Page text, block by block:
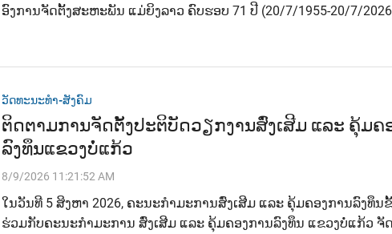
ອົງການຈັດຕັ້ງສະຫະພັນ ແມ່ຍິງລາວ ຄົບຮອບ 71 ປີ (20/7/1955-20/7/
ວັດທະນະທຳ-ສັງຄົມ
ຕິດຕາມການຈັດຕັ້ງປະຕິບັດວຽກງານສົ່ງເສີມ ແລະ ຄຸ້ມຄ
ລົງທຶນແຂວງບໍ່ແກ້ວ
8/9/2026 11:21:52 AM
ໃນວັນທີ 5 ສິງຫາ 2026, ຄະນະກໍາມະການສົ່ງເສີມ ແລະ ຄຸ້ມຄອງການລົງທຶນ
ຮ່ວມກັບຄະນະກໍາມະການ ສົ່ງເສີມ ແລະ ຄຸ້ມຄອງການລົງທຶນ ແຂວງບໍ່ແກ້ວ ຈັ